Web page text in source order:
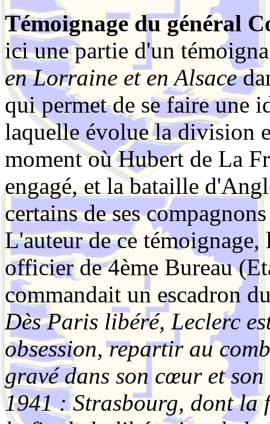
Témoignage du général
ici une partie d'un
en Lorraine et en Alsace
qui permet de se faire une
laquelle évolue la division
moment où Hubert de La
engagé, et la bataille
certains de ses
L'auteur de ce
officier de 4ème Bureau
commandait un escadron
Dès Paris libéré, Leclerc
obsession, repartir au
gravé dans son cœur et
1941 : Strasbourg, dont la